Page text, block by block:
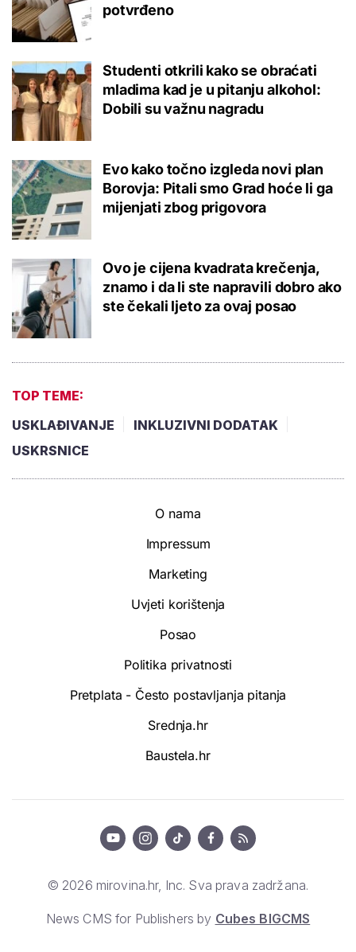
potvrđeno
Studenti otkrili kako se obraćati
mladima kad je u pitanju alkohol:
Dobili su važnu nagradu
Evo kako točno izgleda novi plan
Borovja: Pitali smo Grad hoće li ga
mijenjati zbog prigovora
Ovo je cijena kvadrata krečenja,
znamo i da li ste napravili dobro ako
ste čekali ljeto za ovaj posao
TOP TEME:
USKLAĐIVANJE
INKLUZIVNI DODATAK
USKRSNICE
O nama
Impressum
Marketing
Uvjeti korištenja
Posao
Politika privatnosti
Pretplata - Često postavljanja pitanja
Srednja.hr
Baustela.hr
© 2026 mirovina.hr, Inc. Sva prava zadržana.
News CMS for Publishers by Cubes BIGCMS